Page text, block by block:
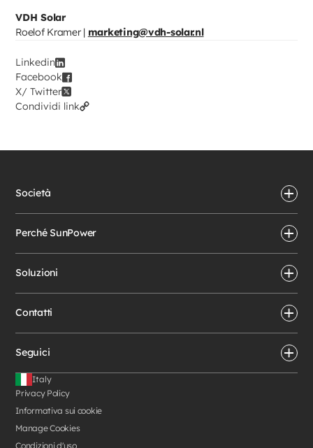
VDH Solar
Roelof Kramer | marketing@vdh-solar.nl
Linkedin
Facebook
X/ Twitter
Condividi link
Società
Perché SunPower
Soluzioni
Contatti
Seguici
Privacy Policy
Informativa sui cookie
Manage Cookies
Condizioni d'uso
Italy